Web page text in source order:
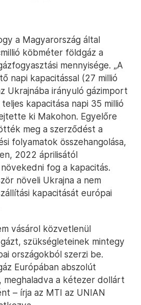
a Magyarország által
köbméter földgáz a
mennyisége. „A
napi kapacitással (27 millió
Ukrajnába irányuló gázimport
kapacitása napi 35 millió
ki Makohon. Egyelőre
meg a szerződést a
folyamatok összehangolása,
2022 áprilisától
fog a kapacitás.
növeli Ukrajna a nem
kapacitását európai
vásárol közvetlenül
szükségleteinek mintegy
országokból szerzi be.
Európában abszolút
a kétezer dollárt
– írja az MTI az UNIAN